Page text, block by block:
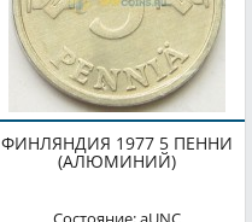
ФИНЛЯНДИЯ 1977 5 ПЕННИ
(АЛЮМИНИЙ)